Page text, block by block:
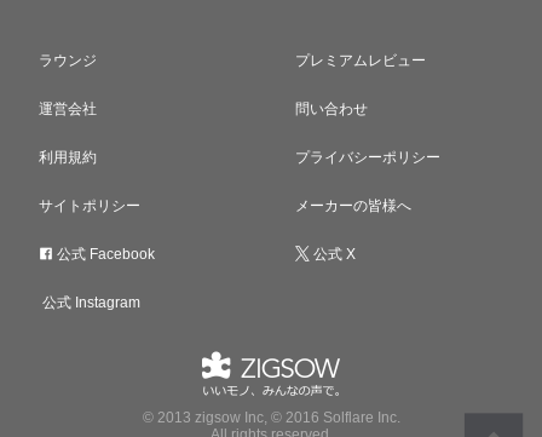
ラウンジ プレミアムレビュー
運営会社 問い合わせ
利用規約 プライバシーポリシー
サイトポリシー メーカーの皆様へ
公式 Facebook 公式 X
公式 Instagram
© 2013 zigsow Inc, © 2016 Solflare Inc.